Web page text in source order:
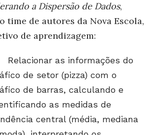
a Dispersão de Dados,
time de autores da Nova Escola,
de aprendizagem:
Relacionar as informações do
de setor (pizza) com o
de barras, calculando e
as medidas de
central (média, mediana